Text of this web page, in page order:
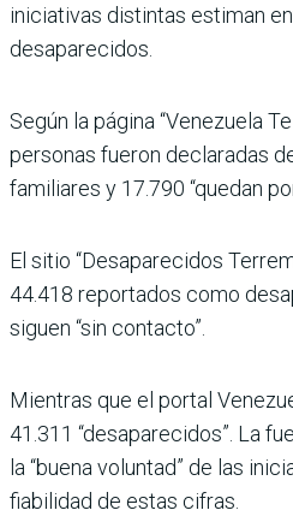
iniciativas distintas estiman
desaparecidos.
Según la página “Venezuela
personas fueron declaradas
familiares y 17.790 “quedan
El sitio “Desaparecidos
44.418 reportados como
siguen “sin contacto”.
Mientras que el portal
41.311 “desaparecidos”. La
la “buena voluntad” de las
fiabilidad de estas cifras.